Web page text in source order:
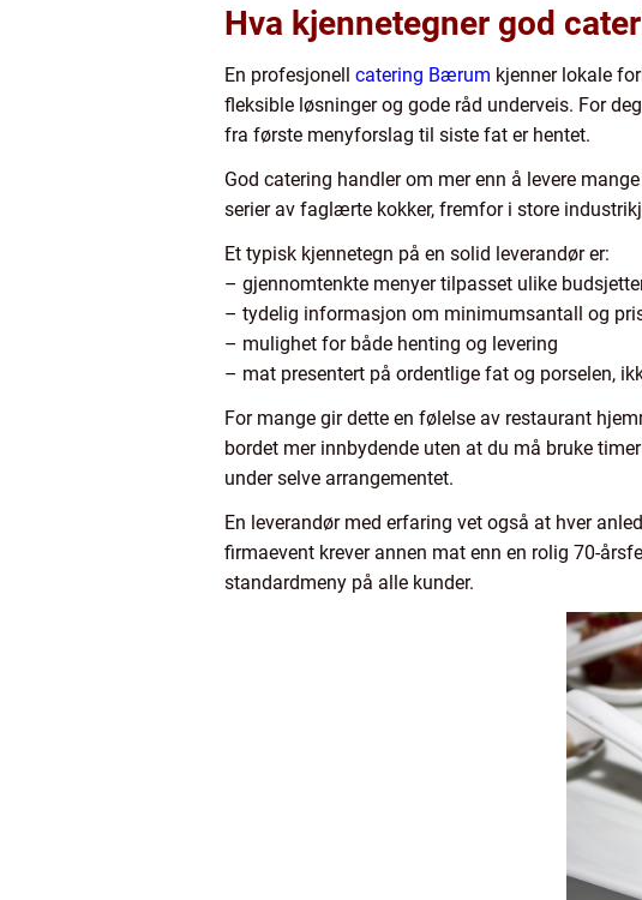
Hva kjennetegner god
En profesjonell catering Bærum kjenner lokale
fleksible løsninger og gode råd underveis. For
fra første menyforslag til siste fat er hentet.
God catering handler om mer enn å levere
serier av faglærte kokker, fremfor i store
Et typisk kjennetegn på en solid leverandør er:
– gjennomtenkte menyer tilpasset ulike
– tydelig informasjon om minimumsantall og
– mulighet for både henting og levering
– mat presentert på ordentlige fat og porselen,
For mange gir dette en følelse av restaurant
bordet mer innbydende uten at du må bruke
under selve arrangementet.
En leverandør med erfaring vet også at hver
firmaevent krever annen mat enn en rolig 70-
standardmeny på alle kunder.